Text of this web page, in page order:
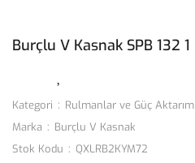
Burçlu V Kasnak SPB 132 1
Kategori
Rulmanlar ve Güç Aktarım
Marka
Burçlu V Kasnak
Stok Kodu
QXLRB2KYM72